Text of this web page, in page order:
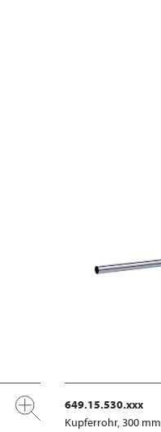
649.15.530.xxx
Kupferrohr, 300 mm